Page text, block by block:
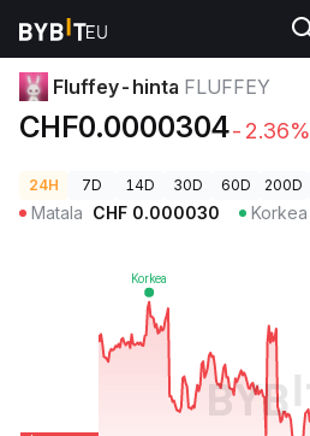
Kryptohinnat
Fluffey-hinta FLUFFEY
CHF0.0000304-2.36%
24H 7D 14D 30D 60D 200D
Matala CHF 0.000030 Korkea